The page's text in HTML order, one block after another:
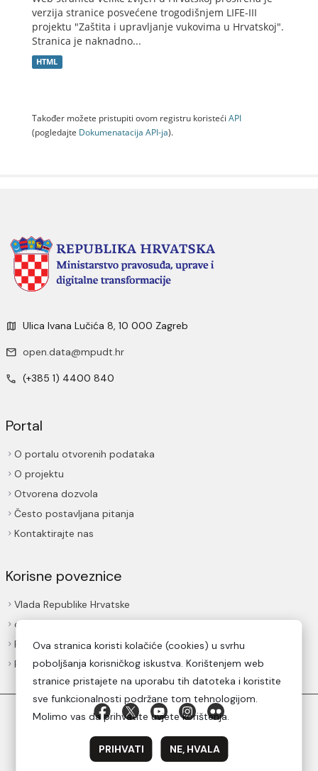
verzija stranice posvećene trogodišnjem LIFE-III
projektu "Zaštita i upravljanje vukovima u Hrvatskoj".
Stranica je naknadno...
HTML
Također možete pristupiti ovom registru koristeći API
(pogledajte Dokumenаtаcijа API-jа).